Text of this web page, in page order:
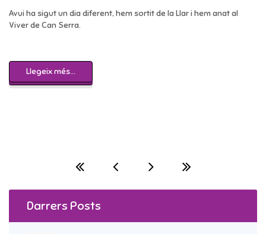
Avui ha sigut un dia diferent, hem sortit de la Llar i hem anat al
Viver de Can Serra.
Llegeix més...
Darrers Posts